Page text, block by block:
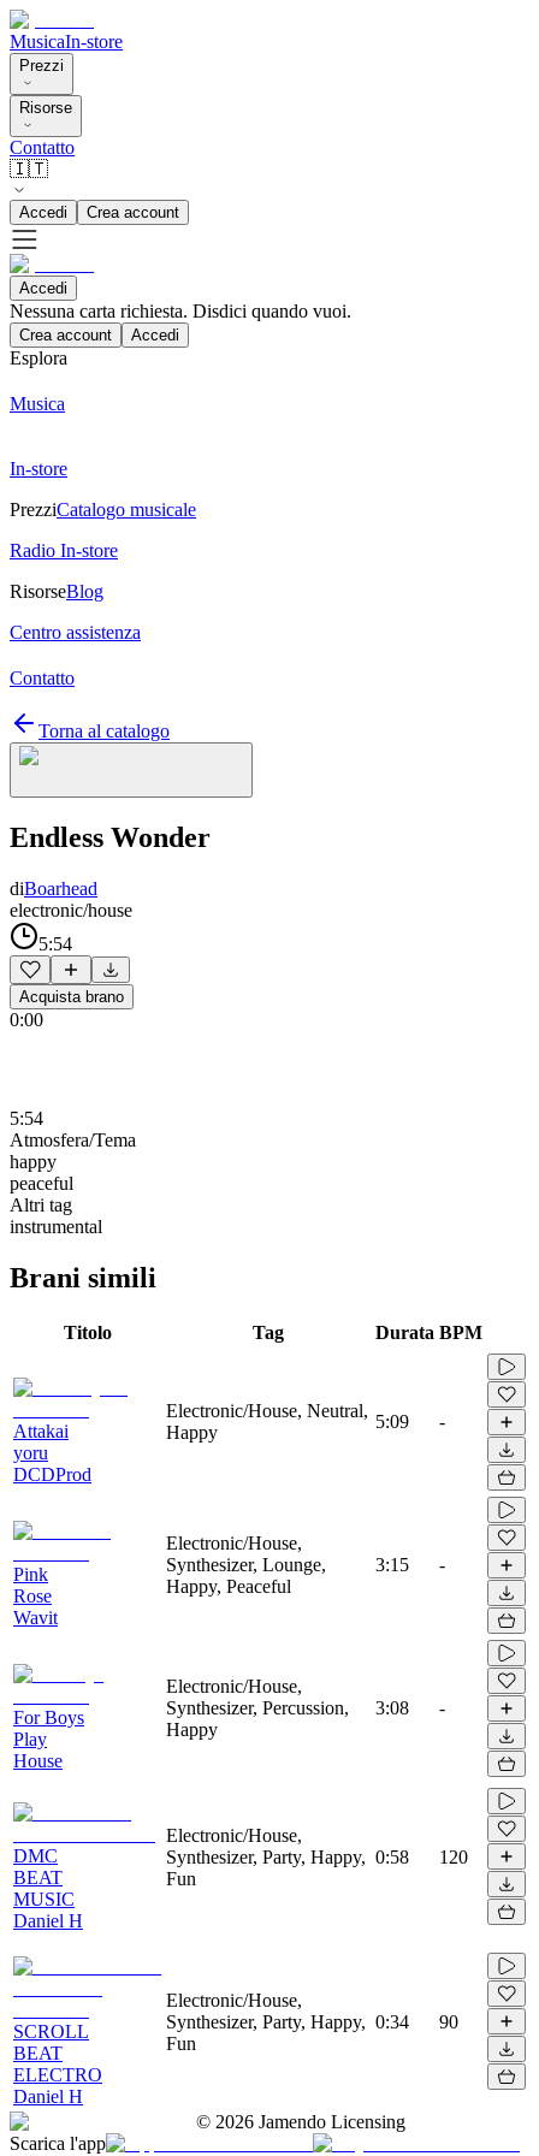
MusicaIn-store
Prezzi
Risorse
Contatto
🇮🇹
Accedi Crea account
Accedi
Nessuna carta richiesta. Disdici quando vuoi.
Crea account Accedi
Esplora
Musica
In-store
PrezziCatalogo musicale
Radio In-store
RisorseBlog
Centro assistenza
Contatto
Torna al catalogo
Endless Wonder
diBoarhead
electronic/house
5:54
Acquista brano
0:00
5:54
Atmosfera/Tema
happy
peaceful
Altri tag
instrumental
Brani simili
Titolo Tag Durata BPM
Attakai
yoru
DCDProd
Electronic/House, Neutral,
Happy
5:09 -
Pink
Rose
Wavit
Electronic/House,
Synthesizer, Lounge,
Happy, Peaceful
3:15 -
For Boys
Play
House
Electronic/House,
Synthesizer, Percussion,
Happy
3:08 -
DMC
BEAT
MUSIC
Daniel H
Electronic/House,
Synthesizer, Party, Happy,
Fun
0:58 120
SCROLL
BEAT
ELECTRO
Daniel H
Electronic/House,
Synthesizer, Party, Happy,
Fun
0:34 90
© 2026 Jamendo Licensing
Scarica l'app